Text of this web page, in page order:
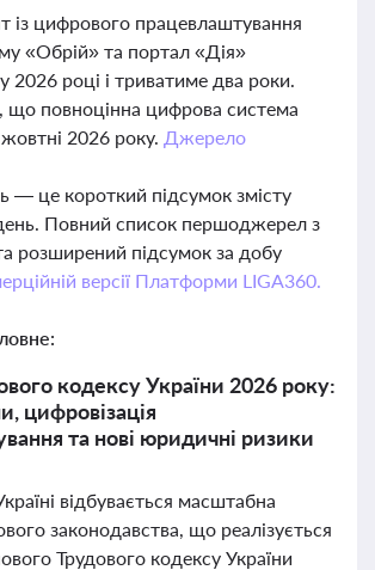
із цифрового працевлаштування
«Обрій» та портал «Дія»
2026 році і триватиме два роки.
що повноцінна цифрова система
2026 року. Джерело
— це короткий підсумок змісту
день. Повний список першоджерел з
розширений підсумок за добу
версії Платформи LIGA360.
кодексу України 2026 року:
цифровізація
та нові юридичні ризики
відбувається масштабна
законодавства, що реалізується
Трудового кодексу України